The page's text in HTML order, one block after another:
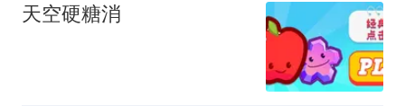
天空硬糖消